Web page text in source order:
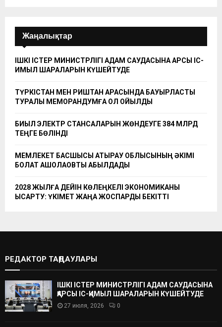
Жаңалықтар
ІШКІ ІСТЕР МИНИСТРЛІГІ АДАМ САУДАСЫНА ҚАРСЫ ІС-
ҚИМЫЛ ШАРАЛАРЫН КҮШЕЙТУДЕ
ТҮРКІСТАН МЕН РИШТАН АРАСЫНДА БАУЫРЛАСТЫҚ
ТУРАЛЫ МЕМОРАНДУМҒА ҚОЛ ҚОЙЫЛДЫ
БИЫЛ ЭЛЕКТР СТАНСАЛАРЫН ЖӨНДЕУГЕ 384 МЛРД
ТЕҢГЕ БӨЛІНДІ
МЕМЛЕКЕТ БАСШЫСЫ АТЫРАУ ОБЛЫСЫНЫҢ ӘКІМІ
БОЛАТ АҚШОЛАҚОВТЫ ҚАБЫЛДАДЫ
2028 ЖЫЛҒА ДЕЙІН КӨЛЕҢКЕЛІ ЭКОНОМИКАНЫ
ҚЫСҚАРТУ: ҮКІМЕТ ЖАҢА ЖОСПАРДЫ БЕКІТТІ
РЕДАКТОР ТАҢДАУЛАРЫ
ІШКІ ІСТЕР МИНИСТРЛІГІ АДАМ САУДАСЫНА
ҚАРСЫ ІС-ҚИМЫЛ ШАРАЛАРЫН КҮШЕЙТУДЕ
27 июля, 2026 0